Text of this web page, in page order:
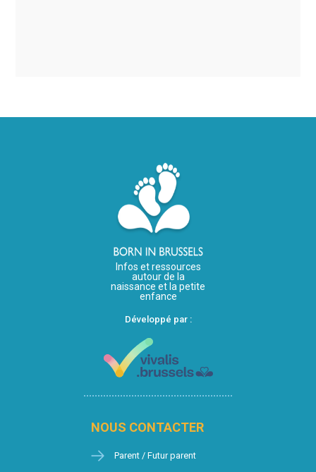
Infos et ressources
autour de la
naissance et la petite
enfance
Développé par :
NOUS CONTACTER
Parent / Futur parent